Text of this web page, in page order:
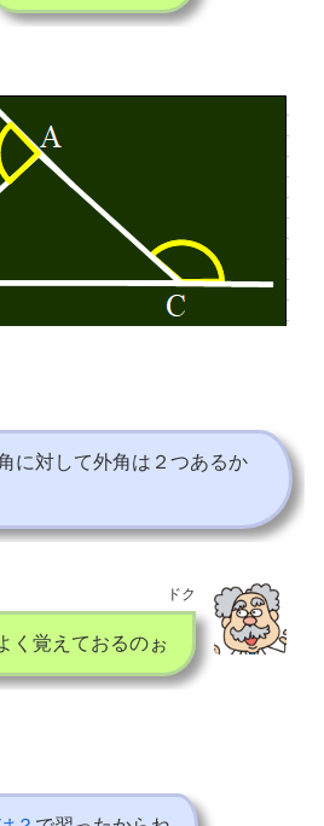
に対して外角は２つあるか
ドク
く覚えておるのぉ